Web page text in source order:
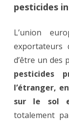
pesticides
L’union
exportateurs
d’être un des
pesticides
l’étranger,
sur le sol
totalement